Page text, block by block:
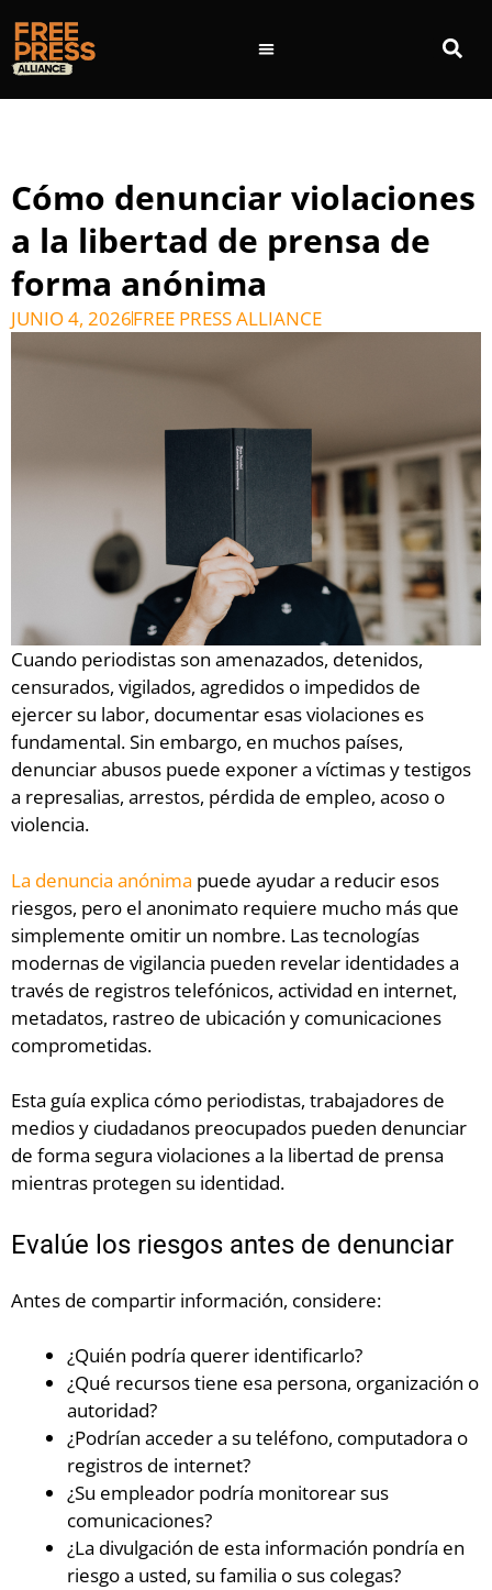
Cómo denunciar violaciones
a la libertad de prensa de
forma anónima
JUNIO 4, 2026FREE PRESS ALLIANCE
Cuando periodistas son amenazados, detenidos,
censurados, vigilados, agredidos o impedidos de
ejercer su labor, documentar esas violaciones es
fundamental. Sin embargo, en muchos países,
denunciar abusos puede exponer a víctimas y testigos
a represalias, arrestos, pérdida de empleo, acoso o
violencia.
La denuncia anónima puede ayudar a reducir esos
riesgos, pero el anonimato requiere mucho más que
simplemente omitir un nombre. Las tecnologías
modernas de vigilancia pueden revelar identidades a
través de registros telefónicos, actividad en internet,
metadatos, rastreo de ubicación y comunicaciones
comprometidas.
Esta guía explica cómo periodistas, trabajadores de
medios y ciudadanos preocupados pueden denunciar
de forma segura violaciones a la libertad de prensa
mientras protegen su identidad.
Evalúe los riesgos antes de denunciar
Antes de compartir información, considere:
¿Quién podría querer identificarlo?
¿Qué recursos tiene esa persona, organización o
autoridad?
¿Podrían acceder a su teléfono, computadora o
registros de internet?
¿Su empleador podría monitorear sus
comunicaciones?
¿La divulgación de esta información pondría en
riesgo a usted, su familia o sus colegas?